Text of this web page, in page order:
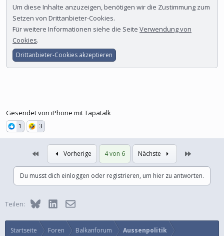
Um diese Inhalte anzuzeigen, benötigen wir die Zustimmung zum
Setzen von Drittanbieter-Cookies.
Für weitere Informationen siehe die Seite Verwendung von
Cookies.
Drittanbieter-Cookies akzeptieren
Gesendet von iPhone mit Tapatalk
1 3
Vorherige 4 von 6 Nächste
Du musst dich einloggen oder registrieren, um hier zu antworten.
Teilen: BlueskyLinkedInE-Mail
Startseite Foren Balkanforum Aussenpolitik